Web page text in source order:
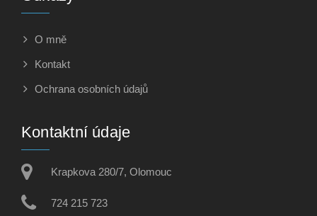
O mně
Kontakt
Ochrana osobních údajů
Kontaktní údaje
Krapkova 280/7, Olomouc
724 215 723